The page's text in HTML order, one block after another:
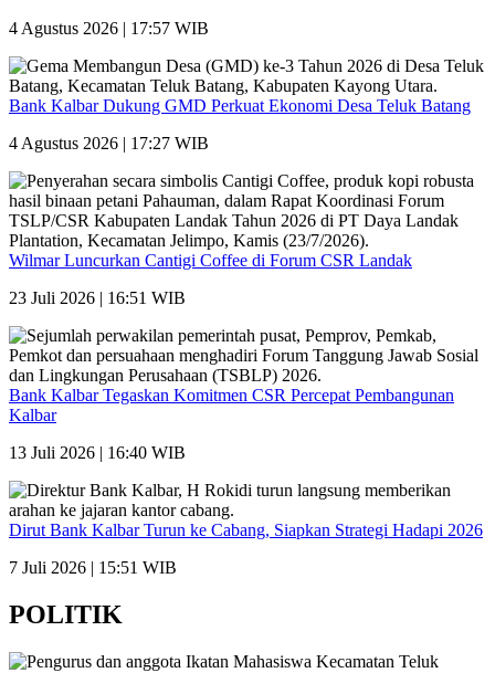
4 Agustus 2026 | 17:57 WIB
Bank Kalbar Dukung GMD Perkuat Ekonomi Desa Teluk Batang
4 Agustus 2026 | 17:27 WIB
Wilmar Luncurkan Cantigi Coffee di Forum CSR Landak
23 Juli 2026 | 16:51 WIB
Bank Kalbar Tegaskan Komitmen CSR Percepat Pembangunan
Kalbar
13 Juli 2026 | 16:40 WIB
Dirut Bank Kalbar Turun ke Cabang, Siapkan Strategi Hadapi 2026
7 Juli 2026 | 15:51 WIB
POLITIK